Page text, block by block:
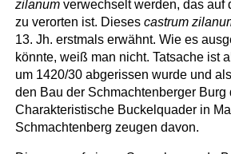
zilanumverwechselt werden, das auf
zu verorten ist. Dieses castrum
13. Jh. erstmals erwähnt. Wie es
könnte, weiß man nicht. Tatsache ist
um 1420/30 abgerissen wurde und
den Bau der Schmachtenberger Burg
Charakteristische Buckelquader in
Schmachtenberg zeugen davon.